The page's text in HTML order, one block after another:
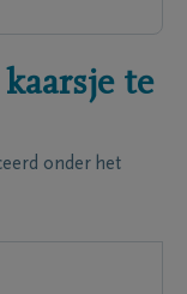
te
onder het